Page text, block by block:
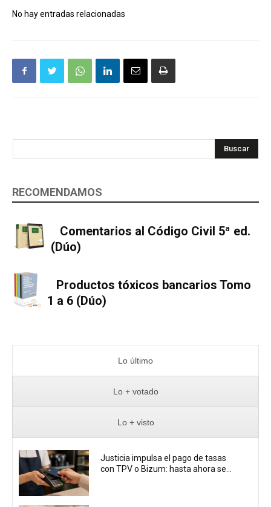
No hay entradas relacionadas
Buscar
RECOMENDAMOS
Comentarios al Código Civil 5ª ed.
(Dúo)
Productos tóxicos bancarios Tomo
1 a 6 (Dúo)
Lo último
Lo + votado
Lo + visto
Justicia impulsa el pago de tasas
con TPV o Bizum: hasta ahora se...